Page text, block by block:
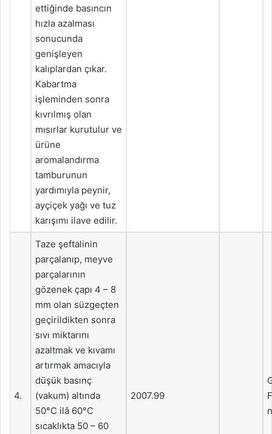
ettiğinde basıncın
hızla azalması
sonucunda
genişleyen
kalıplardan çıkar.
Kabartma
işleminden sonra
kıvrılmış olan
mısırlar kurutulur ve
ürüne
aromalandırma
tamburunun
yardımıyla peynir,
ayçiçek yağı ve tuz
karışımı ilave edilir.
4.
Taze şeftalinin
parçalanıp, meyve
parçalarının
gözenek çapı 4 – 8
mm olan süzgeçten
geçirildikten sonra
sıvı miktarını
azaltmak ve kıvamı
artırmak amacıyla
düşük basınç
(vakum) altında
50°C ilâ 60°C
sıcaklıkta 50 – 60
2007.99